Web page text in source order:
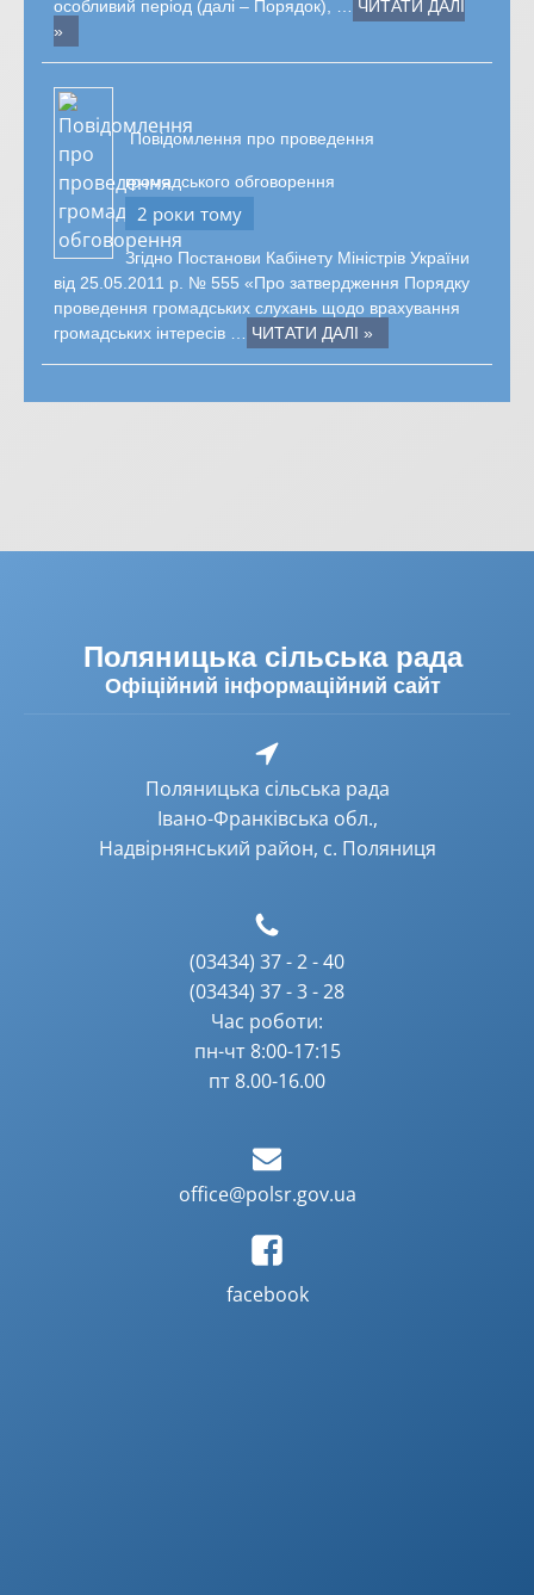
особливий період (далі – Порядок), …
ЧИТАТИ ДАЛІ
»
Повідомлення про проведення
громадського обговорення
2 роки тому
Згідно Постанови Кабінету Міністрів України
від 25.05.2011 р. № 555 «Про затвердження Порядку
проведення громадських слухань щодо врахування
громадських інтересів …
ЧИТАТИ ДАЛІ »
Поляницька сільська рада
Офіційний інформаційний сайт
Поляницька сільська рада
Івано-Франківська обл.,
Надвірнянський район, с. Поляниця
(03434) 37 - 2 - 40
(03434) 37 - 3 - 28
Час роботи:
пн-чт 8:00-17:15
пт 8.00-16.00
office@polsr.gov.ua
facebook